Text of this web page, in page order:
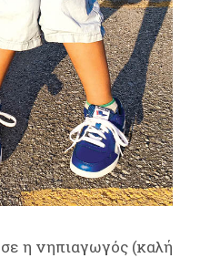
η νηπιαγωγός (καλή